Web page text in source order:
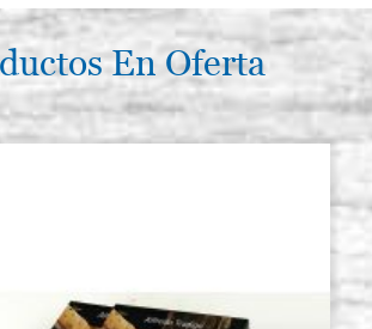
En Oferta